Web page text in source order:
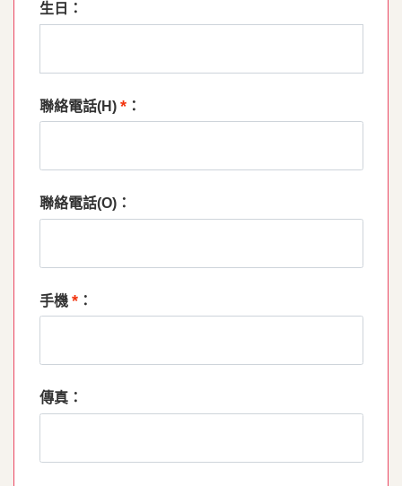
生日：
聯絡電話(H) *：
聯絡電話(O)：
手機 *：
傳真：